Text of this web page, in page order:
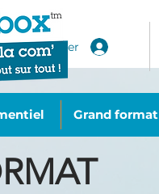
Se connecter
Grand format